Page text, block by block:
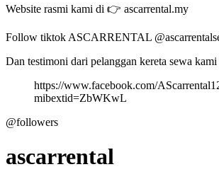
Website rasmi kami di 👉 ascarrental.my
Follow tiktok ASCARRENTAL
Dan testimoni dari pelanggan kereta sewa
https://www.facebook.com/
mibextid=ZbWKwL
@followers
ascarrental